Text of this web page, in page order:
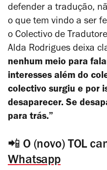
defender a tradução,
o que tem vindo a ser
o Colectivo de
Alda Rodrigues deixa
nenhum meio para
interesses além do
colectivo surgiu e por
desaparecer. Se
para trás.”
📲 O (novo) TOL
Whatsapp